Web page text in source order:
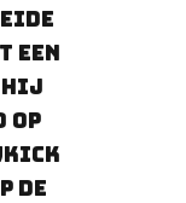
een
hij
op
de